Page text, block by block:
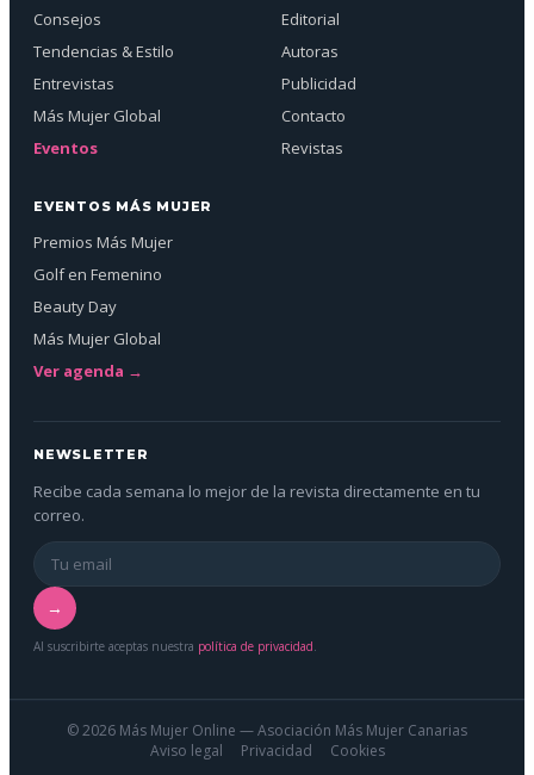
Consejos
Tendencias & Estilo
Entrevistas
Más Mujer Global
Eventos
Editorial
Autoras
Publicidad
Contacto
Revistas
EVENTOS MÁS MUJER
Premios Más Mujer
Golf en Femenino
Beauty Day
Más Mujer Global
Ver agenda →
NEWSLETTER
Recibe cada semana lo mejor de la revista directamente en tu
correo.
→
Al suscribirte aceptas nuestra política de privacidad.
© 2026 Más Mujer Online — Asociación Más Mujer Canarias
Aviso legal
Privacidad Cookies